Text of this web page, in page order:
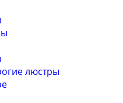
люстры